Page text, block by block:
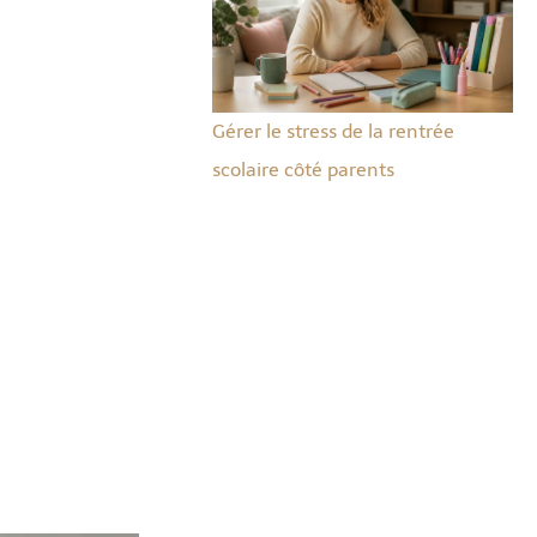
Gérer le stress de la rentrée
scolaire côté parents